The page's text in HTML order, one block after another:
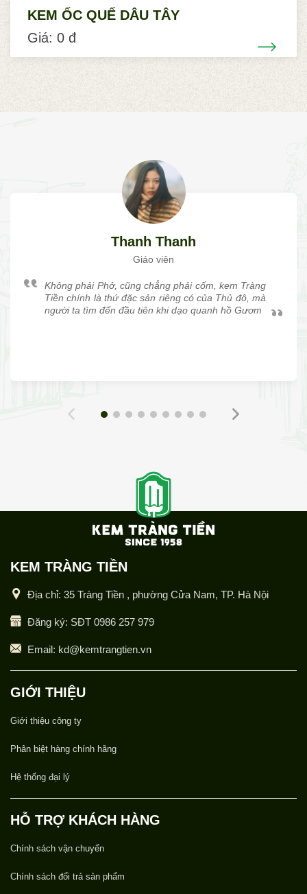
KEM ỐC QUẾ DÂU TÂY
Giá: 0 đ
Thanh Thanh
Giáo viên
Không phải Phở, cũng chẳng phải cốm, kem Tràng
Tiền chính là thứ đặc sản riêng có của Thủ đô, mà
người ta tìm đến đầu tiên khi dạo quanh hồ Gươm
KEM TRÀNG TIỀN
Địa chỉ: 35 Tràng Tiền , phường Cửa Nam, TP. Hà Nội
Đăng ký: SĐT 0986 257 979
Email: kd@kemtrangtien.vn
GIỚI THIỆU
Giới thiệu công ty
Phân biệt hàng chính hãng
Hệ thống đại lý
HỖ TRỢ KHÁCH HÀNG
Chính sách vận chuyển
Chính sách đổi trả sản phẩm